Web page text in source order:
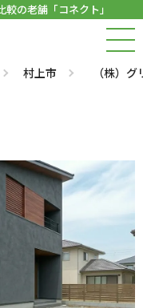
の老舗「コネクト」
村上市 （株）